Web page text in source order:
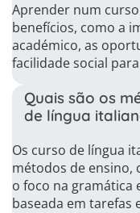
Aprender num
benefícios, como a
académico, as
facilidade social
Quais são os
de língua
Os curso de língua
métodos de ensino,
o foco na gramática
baseada em tarefas